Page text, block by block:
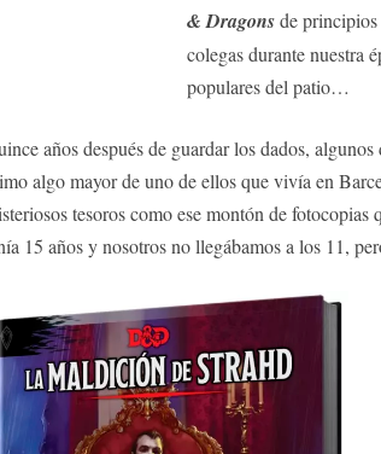
& Dragonsde principios
colegas durante nuestra
populares del patio…
años después de guardar los dados,
algo mayor de uno de ellos que vivía en
tesoros como ese montón de
15 años y nosotros no llegábamos a los 11,